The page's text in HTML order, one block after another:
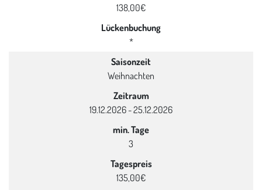
138,00€
Lückenbuchung
*
Saisonzeit
Weihnachten
Zeitraum
19.12.2026 - 25.12.2026
min. Tage
3
Tagespreis
135,00€